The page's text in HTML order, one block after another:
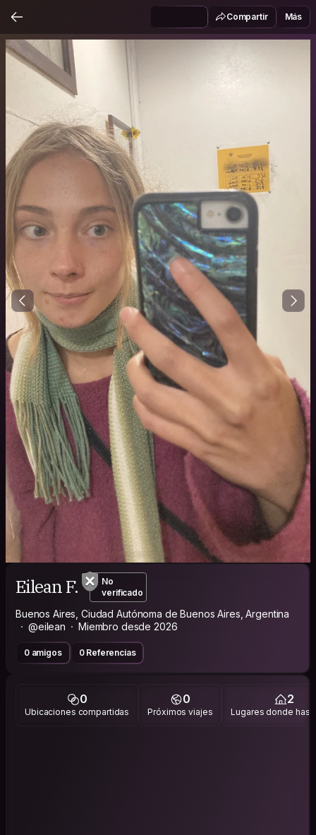
Compartir Más
Eilean F.
No
verificado
Buenos Aires, Ciudad Autónoma de Buenos Aires, Argentina
@eilean
Miembro desde 2026
0 amigos 0 Referencias
0
Ubicaciones compartidas
0
Próximos viajes
2
Lugares donde has